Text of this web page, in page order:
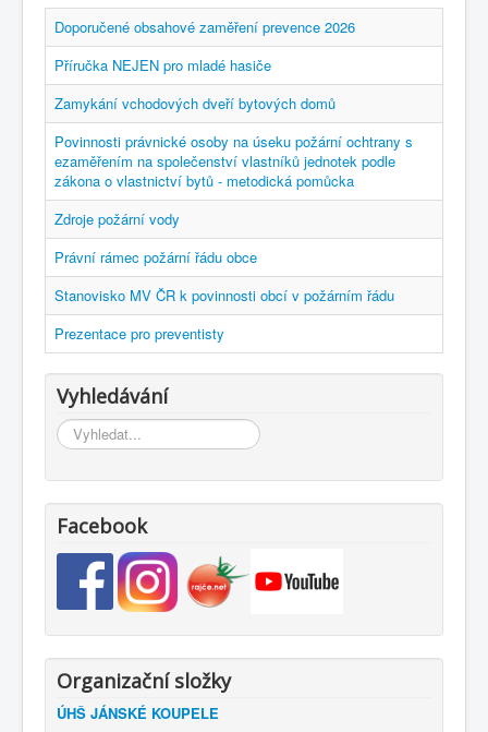
Doporučené obsahové zaměření prevence 2026
Příručka NEJEN pro mladé hasiče
Zamykání vchodových dveří bytových domů
Povinnosti právnické osoby na úseku požární ochtrany s
ezaměřením na společenství vlastníků jednotek podle
zákona o vlastnictví bytů - metodická pomůcka
Zdroje požární vody
Právní rámec požární řádu obce
Stanovisko MV ČR k povinnosti obcí v požárním řádu
Prezentace pro preventisty
Vyhledávání
Vyhledávání...
Facebook
Organizační složky
ÚHŠ JÁNSKÉ KOUPELE